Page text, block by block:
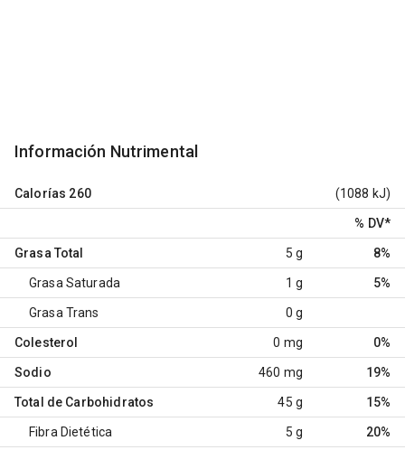
Información Nutrimental
Calorías 260 (1088 kJ)
% DV*
Grasa Total 5 g 8%
Grasa Saturada 1 g 5%
Grasa Trans 0 g
Colesterol 0 mg 0%
Sodio 460 mg 19%
Total de Carbohidratos 45 g 15%
Fibra Dietética 5 g 20%